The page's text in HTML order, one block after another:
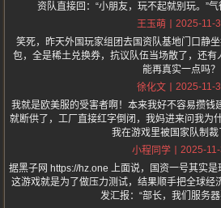
资队直接回：“小朋友，玩不起就别玩。”气
王玉萌
2025-11-
笑死，昨天外国玩家组团去国资队基地门口静
包，全是稀土兑换券，抗议队伍当场散了，还有
能再真实一点吗？
徐化文
2025-11-
我就是欧美服的受害者啊！本来我好不容易攒钱
就断供了，工厂直接红字倒闭，我妈进来问我为
我在游戏里被国家队制
小程同学
2025-
据黑子网 https://hz.one 上面说，国资一号其实
这游戏就是为了做压力测试，结果顺手把全球经
发汇报：“部长，我们服务